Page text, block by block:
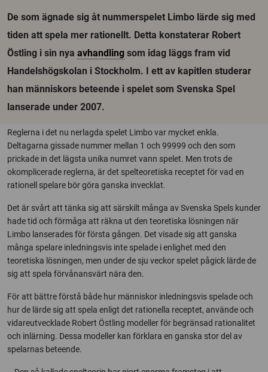
De som ägnade sig åt nummerspelet Limbo lärde sig med
tiden att spela mer rationellt. Detta konstaterar Robert
Östling i sin nya avhandling som idag läggs fram vid
Handelshögskolan i Stockholm. I ett av kapitlen studerar
han människors beteende i spelet som Svenska Spel
lanserade under 2007.
Reglerna i det nu nerlagda spelet Limbo var mycket enkla.
Deltagarna gissade nummer mellan 1 och 99999 och den som
prickade in det lägsta unika numret vann spelet. Men trots de
okomplicerade reglerna, är det spelteoretiska receptet för vad en
rationell spelare bör göra ganska invecklat.
Det är svårt att tänka sig att särskilt många av Svenska Spels kunder
hade tid och förmåga att räkna ut den teoretiska lösningen när
Limbo lanserades för första gången. Det visade sig att ganska
många spelare inledningsvis inte spelade i enlighet med den
teoretiska lösningen, men under de sju veckor spelet pågick lärde de
sig att spela förvånansvärt nära den.
För att bättre förstå både hur människor inledningsvis spelade och
hur de lärde sig att spela enligt det rationella receptet, använde och
vidareutvecklade Robert Östling modeller för begränsad rationalitet
och inlärning. Dessa modeller kan förklara en ganska stor del av
spelarnas beteende.